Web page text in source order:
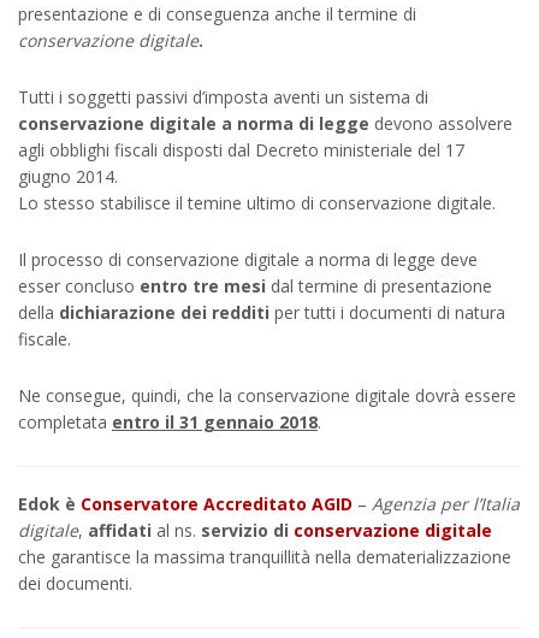
presentazione e di conseguenza anche il termine di
conservazione digitale.
Tutti i soggetti passivi d’imposta aventi un sistema di
conservazione digitale a norma di legge devono assolvere
agli obblighi fiscali disposti dal Decreto ministeriale del 17
giugno 2014.
Lo stesso stabilisce il temine ultimo di conservazione digitale.
Il processo di conservazione digitale a norma di legge deve
esser concluso entro tre mesi dal termine di presentazione
della dichiarazione dei redditi per tutti i documenti di natura
fiscale.
Ne consegue, quindi, che la conservazione digitale dovrà essere
completata entro il 31 gennaio 2018.
Edok è Conservatore Accreditato AGID – Agenzia per l’Italia
digitale, affidati al ns. servizio di conservazione digitale
che garantisce la massima tranquillità nella dematerializzazione
dei documenti.